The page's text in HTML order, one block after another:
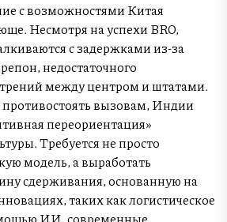
с возможностями Китая
Несмотря на успехи BRO,
с задержками из-за
недостаточного
между центром и штатами.
вызовам, Индии
переориентация»
Требуется не просто
модель, а выработать
сдерживания, основанную на
таких как логистическое